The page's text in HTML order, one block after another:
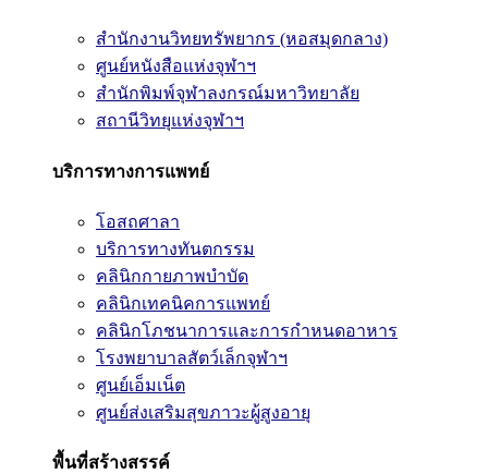
สำนักงานวิทยทรัพยากร (หอสมุดกลาง)
ศูนย์หนังสือแห่งจุฬาฯ
สำนักพิมพ์จุฬาลงกรณ์มหาวิทยาลัย
สถานีวิทยุแห่งจุฬาฯ
บริการทางการแพทย์
โอสถศาลา
บริการทางทันตกรรม
คลินิกกายภาพบำบัด
คลินิกเทคนิคการแพทย์
คลินิกโภชนาการและการกำหนดอาหาร
โรงพยาบาลสัตว์เล็กจุฬาฯ
ศูนย์เอ็มเน็ต
ศูนย์ส่งเสริมสุขภาวะผู้สูงอายุ
พื้นที่สร้างสรรค์